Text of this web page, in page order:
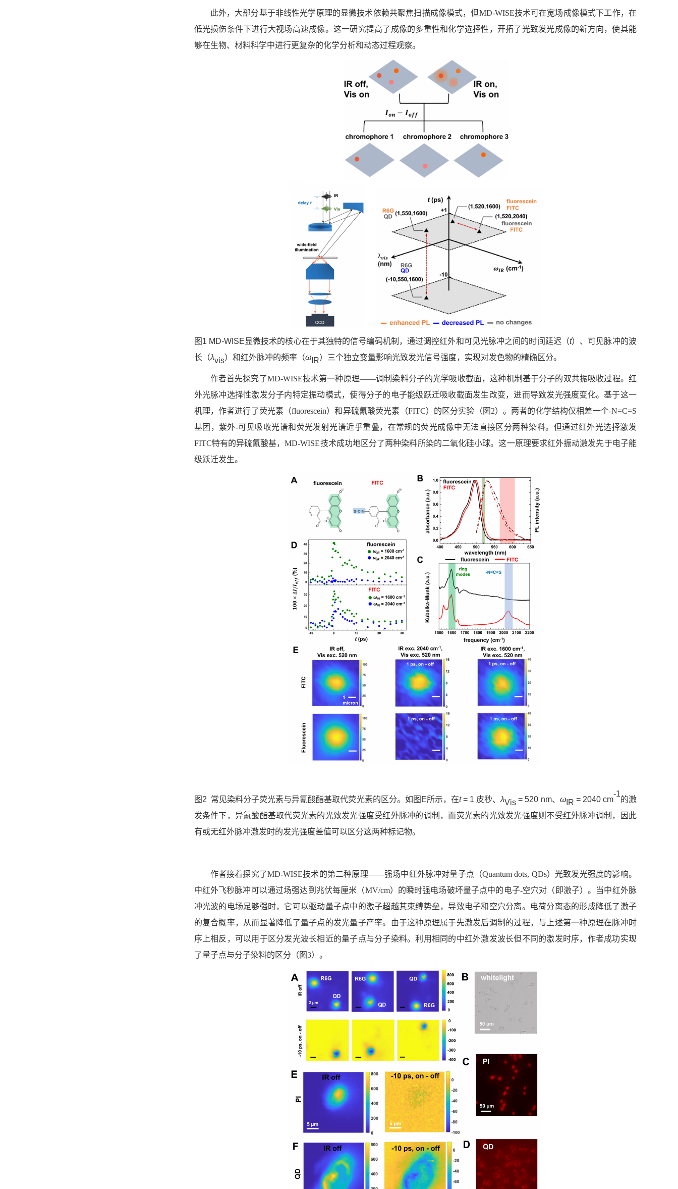
此外，大部分基于非线性光学原理的显微技术依赖共聚焦扫描成像模式，但MD-WISE技术可在宽场成像模式下工作， 在
低光损伤条件下进行大视场高速成像。这一研究提高了成像的多重性和化学选择性 ， 开拓了光致发光成像的新方向，使其能
够在生物、材料科学中进行更复杂的化学分析和动态过程观察。
图 1 MD-WISE显微技术的核心在于其独特的信号编码机制，通过调控红外和可见光脉冲之间的时间延迟（t）、可见脉冲的波
长（λvis）和红外脉冲的频率（ωIR） 三个独立变量影响光致发光信号强度，实现对发色物的精确区分。
作者首先探究了MD-WISE技术第一种原理——调制染料分子的光学吸收截面，这种机制基于分子的双共振吸收过程。红
外光脉冲选择性激发分子内特定振动模式，使得分子的电子能级跃迁吸收截面发生改变，进而导致发光强度变化。基于这一
机理，作者进行了荧光素（fluorescein）和异硫氰酸荧光素（FITC） 的区分实验（图 2）。两者的化学结构仅相差一个-N=C=S
基团，紫外-可见吸收光谱和荧光发射光谱近乎重叠，在常规的荧光成像中无法直接区分两种染料。但通过红外光选择激发
FITC特有的异硫氰酸基，MD-WISE技术成功地区分了两种染料所染的二氧化硅小球。这一原理要求红外振动激发先于电子能
级跃迁发生。
图 2 常见染料分子荧光素与异氰酸酯基取代荧光素的区分。如图 E所示，在t = 1 皮秒、λVis = 520 nm、 ωIR = 2040 cm
-1
的激
发条件下，异氰酸酯基取代荧光素的光致发光强度受红外脉冲的调制，而荧光素的光致发光强度则不受红外脉冲调制，因此
有或无红外脉冲激发时的发光强度差值可以区分这两种标记物。
作者接着探究了MD-WISE技术的第二种原理——强场中红外脉冲对量子点（Quantum dots, QDs）光致发光强度的影响。
中红外飞秒脉冲可以通过场强达到兆伏每厘米（MV/cm）的瞬时强电场破坏量子点中的电子-空穴对（即激子）。
当中红外脉
冲光波的电场足够强时，它可以驱动量子点中的激子超越其束缚势垒，导致电子和空穴分离。电荷分离态的形成降低了激子
的复合概率，从而显著降低了量子点的发光量子产率。 由于这种原理属于先激发后调制的过程，与上述第一种原理在脉冲时
序上相反，可以用于区分发光波长相近的量子点与分子染料。利用相同的中红外激发波长但不同的激发时序，作者成功实现
了量子点与分子染料的区分（图3） 。